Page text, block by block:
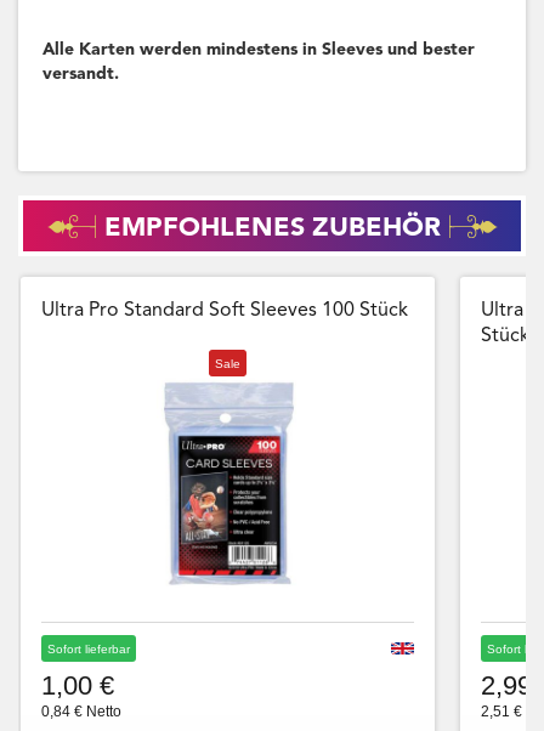
Alle Karten werden mindestens in Sleeves und bester
versandt.
EMPFOHLENES ZUBEHÖR
Ultra Pro Standard Soft Sleeves 100 Stück
Sale
Sofort lieferbar
1,00 €
0,84 € Netto
Ultra
Stück
Sofort
2,99
2,51 €